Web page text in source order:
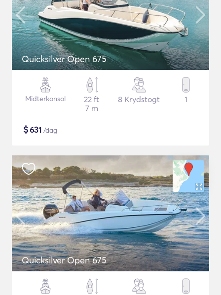
Quicksilver Open 675
Midterkonsol
22 ft
7 m
8 Krydstogt 1
$631 /dag
Quicksilver Open 675